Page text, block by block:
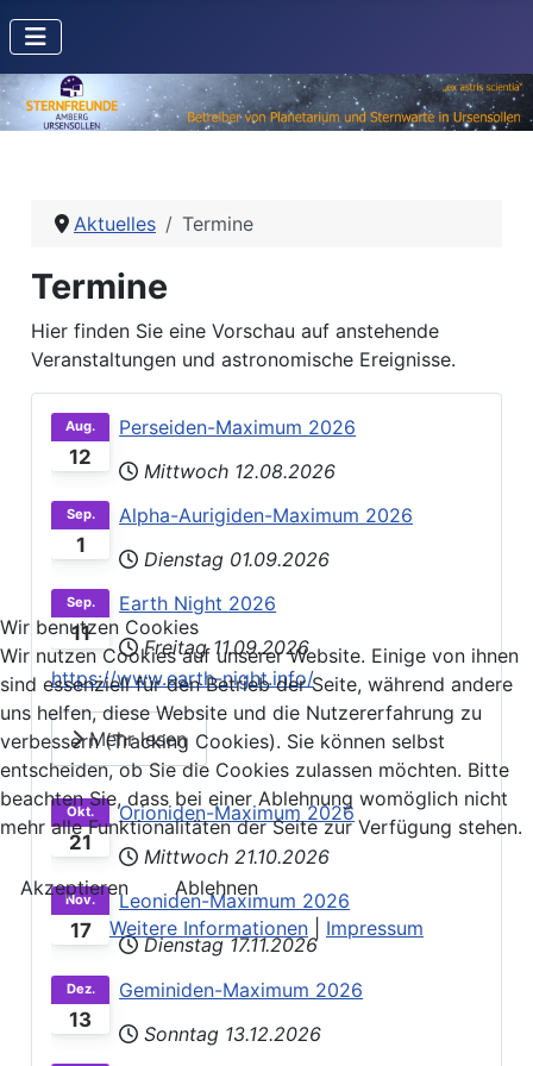
Aktuelles Termine
Termine
Hier finden Sie eine Vorschau auf anstehende
Veranstaltungen und astronomische Ereignisse.
12
Aug.
Perseiden-Maximum 2026
Mittwoch 12.08.2026
1
Sep.
Alpha-Aurigiden-Maximum 2026
Dienstag 01.09.2026
11
Sep.
Earth Night 2026
Freitag 11.09.2026
https://www.earth-night.info/
Mehr lesen
21
Okt.
Orioniden-Maximum 2026
Mittwoch 21.10.2026
17
Nov.
Leoniden-Maximum 2026
Dienstag 17.11.2026
13
Dez.
Geminiden-Maximum 2026
Sonntag 13.12.2026
Wir benutzen Cookies
Wir nutzen Cookies auf unserer Website. Einige von ihnen
sind essenziell für den Betrieb der Seite, während andere
uns helfen, diese Website und die Nutzererfahrung zu
verbessern (Tracking Cookies). Sie können selbst
entscheiden, ob Sie die Cookies zulassen möchten. Bitte
beachten Sie, dass bei einer Ablehnung womöglich nicht
mehr alle Funktionalitäten der Seite zur Verfügung stehen.
Akzeptieren
Ablehnen
Weitere Informationen
Impressum